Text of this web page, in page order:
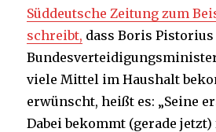
Süddeutsche Zeitung zum
schreibt, dass Boris
viele Mittel im Haushalt
erwünscht, heißt es: „Seine
Dabei bekommt (gerade